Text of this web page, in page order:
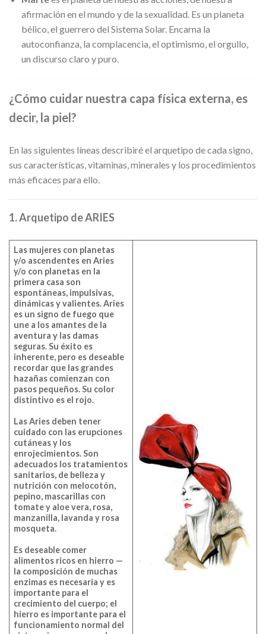
afirmación en el mundo y de la sexualidad. Es un planeta
bélico, el guerrero del Sistema Solar. Encarna la
autoconfianza, la complacencia, el optimismo, el orgullo,
un discurso claro y puro.
¿Cómo cuidar nuestra capa física externa, es
decir, la piel?
En las siguientes líneas describiré el arquetipo de cada signo,
sus características, vitaminas, minerales y los procedimientos
más eficaces para ello.
1. Arquetipo de ARIES
Las mujeres con planetas
y/o ascendentes en Aries
y/o con planetas en la
primera casa son
espontáneas, impulsivas,
dinámicas y valientes. Aries
es un signo de fuego que
une a los amantes de la
aventura y las damas
seguras. Su éxito es
inherente, pero es deseable
recordar que las grandes
hazañas comienzan con
pasos pequeños. Su color
distintivo es el rojo.
Las Aries deben tener
cuidado con las erupciones
cutáneas y los
enrojecimientos. Son
adecuados los tratamientos
sanitarios, de belleza y
nutrición con melocotón,
pepino, mascarillas con
tomate y aloe vera, rosa,
manzanilla, lavanda y rosa
mosqueta.
Es deseable comer
alimentos ricos en hierro —
la composición de muchas
enzimas es necesaria y es
importante para el
crecimiento del cuerpo; el
hierro es importante para el
funcionamiento normal del